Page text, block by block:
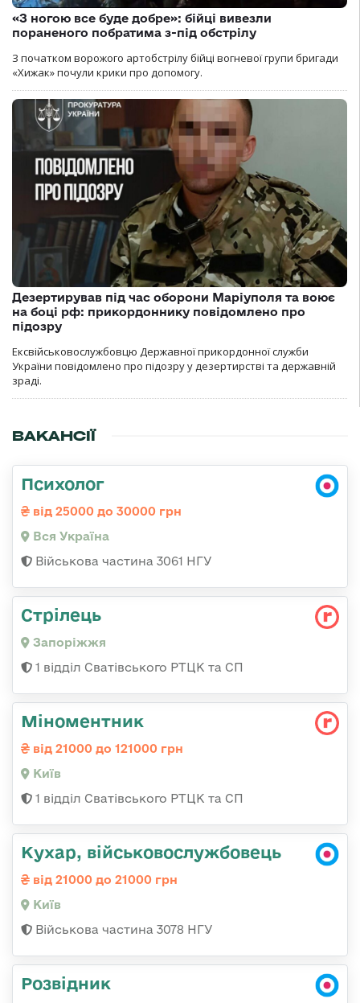
«З ногою все буде добре»: бійці вивезли
пораненого побратима з-під обстрілу
З початком ворожого артобстрілу бійці вогневої групи бригади
«Хижак» почули крики про допомогу.
Дезертирував під час оборони Маріуполя та воює
на боці рф: прикордоннику повідомлено про
підозру
Ексвійськовослужбовцю Державної прикордонної служби
України повідомлено про підозру у дезертирстві та державній
зраді.
ВАКАНСІЇ
Психолог
від 25000 до 30000 грн
Вся Україна
Військова частина 3061 НГУ
Стрілець
Запоріжжя
1 відділ Сватівського РТЦК та СП
Міноментник
від 21000 до 121000 грн
Київ
1 відділ Сватівського РТЦК та СП
Кухар, військовослужбовець
від 21000 до 21000 грн
Київ
Військова частина 3078 НГУ
Розвідник